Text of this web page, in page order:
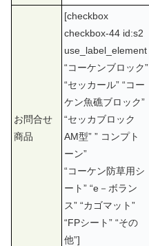
お問合せ
商品
[checkbox
checkbox-44 id:s2
use_label_element
“コーケンブロック”
“セッカール” “コー
ケン魚礁ブロック”
“セッカブロック
AM型” ” コンプト
ーン”
“コーケン防草用シ
ート” “e－ボラン
ス” “カゴマット”
“FPシート” “その
他”]